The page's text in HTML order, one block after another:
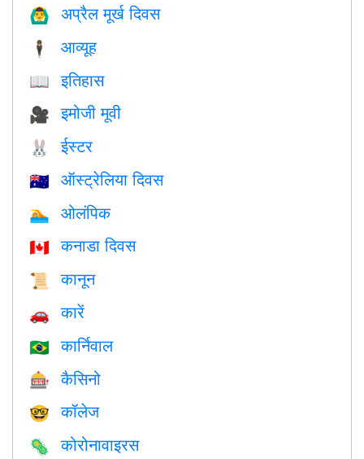
🙆‍♂️ अप्रैल मूर्ख दिवस
🕴️ आव्यूह
📖 इतिहास
🎥 इमोजी मूवी
🐰 ईस्टर
🇦🇺 ऑस्ट्रेलिया दिवस
🏊 ओलंपिक
🇨🇦 कनाडा दिवस
📜 कानून
🚗 कारें
🇧🇷 कार्निवाल
🎰 कैसिनो
🤓 कॉलेज
🦠 कोरोनावाइरस